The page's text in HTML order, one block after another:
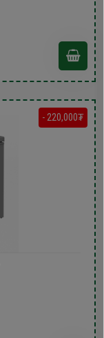
- 220,000₮